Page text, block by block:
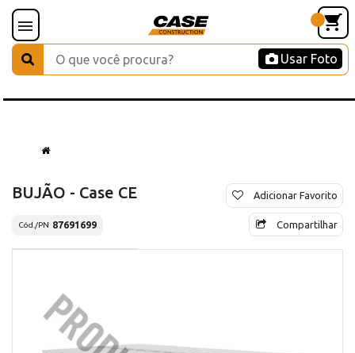
Usar Foto
BUJÃO - Case CE
Cód./PN 87691699
Adicionar Favorito
Compartilhar